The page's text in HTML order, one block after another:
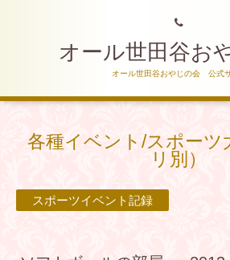
オール世田谷お
オール世田谷おやじの会 公式
各種イベント/スポーツ
リ別）
スポーツイベント記録